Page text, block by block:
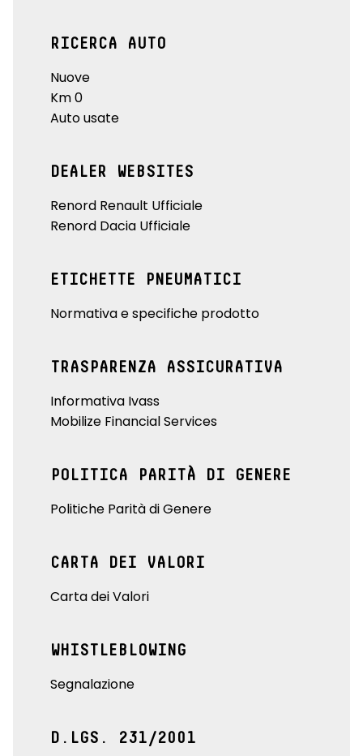
RICERCA AUTO
Nuove
Km 0
Auto usate
DEALER WEBSITES
Renord Renault Ufficiale
Renord Dacia Ufficiale
ETICHETTE PNEUMATICI
Normativa e specifiche prodotto
TRASPARENZA ASSICURATIVA
Informativa Ivass
Mobilize Financial Services
POLITICA PARITÀ DI GENERE
Politiche Parità di Genere
CARTA DEI VALORI
Carta dei Valori
WHISTLEBLOWING
Segnalazione
D.LGS. 231/2001